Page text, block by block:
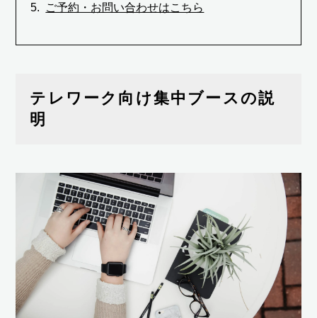
ご予約・お問い合わせはこちら
テレワーク向け集中ブースの説
明